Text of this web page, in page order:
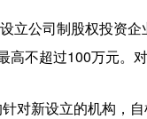
立公司制股权投资
不超过100万元。
对新设立的机构，